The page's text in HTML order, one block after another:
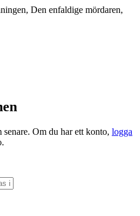
Den enfaldige mördaren,
Om du har ett konto, logga